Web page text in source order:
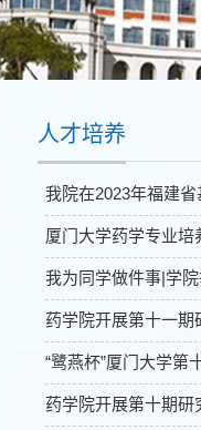
人才培养
我院在2023年福建
厦门大学药学专业培
我为同学做件事|学
药学院开展第十一期
“鹭燕杯”厦门大学第
药学院开展第十期研